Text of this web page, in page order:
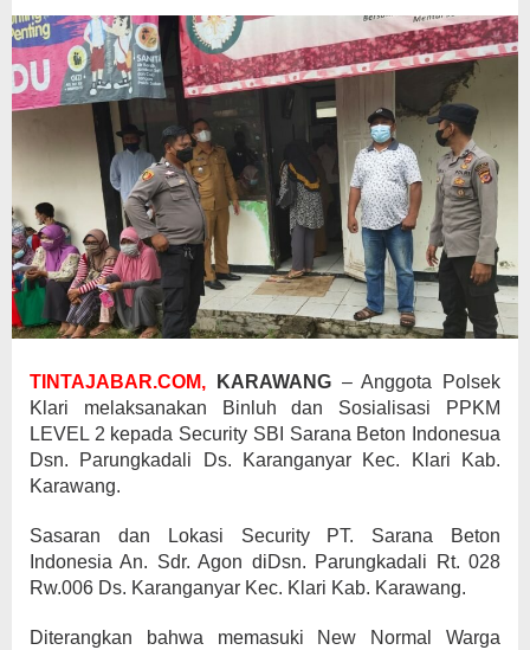
TINTAJABAR.COM, KARAWANG– Anggota Polsek
Klari melaksanakan Binluh dan Sosialisasi PPKM
LEVEL 2 kepada Security SBI Sarana Beton Indonesua
Dsn. Parungkadali Ds. Karanganyar Kec. Klari Kab.
Karawang.
Sasaran dan Lokasi Security PT. Sarana Beton
Indonesia An. Sdr. Agon diDsn. Parungkadali Rt. 028
Rw.006 Ds. Karanganyar Kec. Klari Kab. Karawang.
Diterangkan bahwa memasuki New Normal Warga